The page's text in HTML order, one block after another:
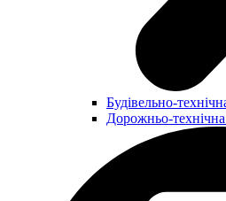
Будівельно-
Дорожньо-технічна